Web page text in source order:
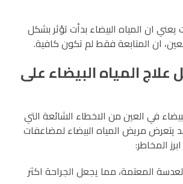
ان المياه البيضاء بدأت تؤثر بشكل
ان المتابعة فقط لم تكون كافية.
علاج المياه البيضاء على
في العين من الاخطاء الشائعة التي
يتعرض مريض المياه البيضاء لمضاعفات
المخاطر:
المعتمة، مما يجعل الجراحة اكثر